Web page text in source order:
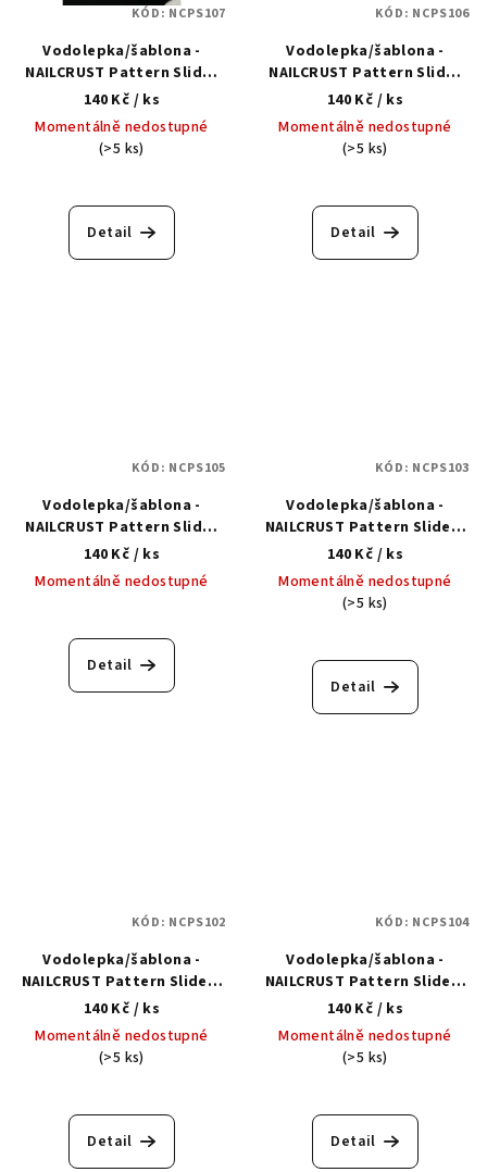
Vodolepka/šablona -
NAILCRUST Pattern Slider
#59 Ornaments
140 Kč / ks
Momentálně nedostupné
(>5 ks)
Detail
KÓD: NCPS107
Vodolepka/šablona -
NAILCRUST Pattern Slider
#58 Narcissuses and
orchids
140 Kč / ks
Momentálně nedostupné
(>5 ks)
Detail
KÓD: NCPS106
Vodolepka/šablona -
NAILCRUST Pattern Slider
#57 Chrysanthemums and
poppies
140 Kč / ks
Momentálně nedostupné
Detail
KÓD: NCPS105
Vodolepka/šablona -
NAILCRUST Pattern Sliders
#56 Reptile
140 Kč / ks
Momentálně nedostupné
(>5 ks)
Detail
KÓD: NCPS103
Vodolepka/šablona -
NAILCRUST Pattern Sliders
#55 Quilted Manicure
140 Kč / ks
Momentálně nedostupné
(>5 ks)
Detail
KÓD: NCPS102
Vodolepka/šablona -
NAILCRUST Pattern Sliders
#54 Knitting Patterns
140 Kč / ks
Momentálně nedostupné
(>5 ks)
Detail
KÓD: NCPS104